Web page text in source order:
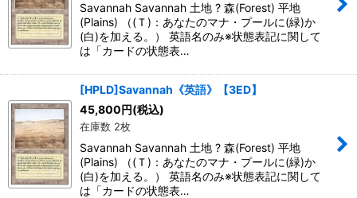
Savannah Savannah 土地 ? 森(Forest) 平地
(Plains) （(Ｔ)：あなたのマナ・プールに(緑)か
(白)を加える。） 英語名のみ※状態表記に関して
は「カードの状態表…
[HPLD]Savannah《英語》【3ED】
45,800円(税込)
在庫数 2枚
Savannah Savannah 土地 ? 森(Forest) 平地
(Plains) （(Ｔ)：あなたのマナ・プールに(緑)か
(白)を加える。） 英語名のみ※状態表記に関して
は「カードの状態表…